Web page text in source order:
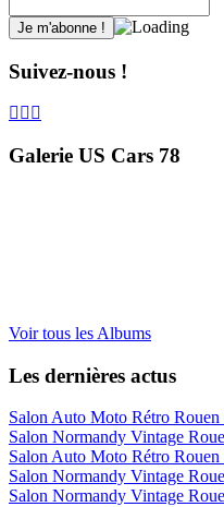
Suivez-nous !
Galerie US Cars 78
Voir tous les Albums
Les dernières actus
Salon Auto Moto Rétro Rouen
Salon Normandy Vintage
Salon Auto Moto Rétro Rouen
Salon Normandy Vintage
Salon Normandy Vintage